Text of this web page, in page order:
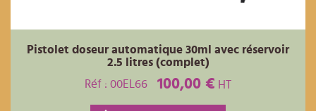
Pistolet doseur automatique 30ml avec réservoir
2.5 litres (complet)
Réf : 00EL66
100,00 € HT